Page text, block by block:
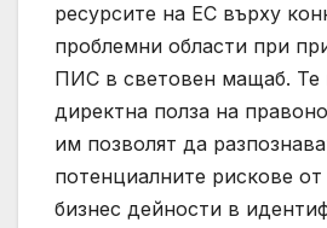
ресурсите на ЕС върху
проблемни области при
ПИС в световен мащаб. Те
директна полза на
им позволят да
потенциалните рискове от
бизнес дейности в